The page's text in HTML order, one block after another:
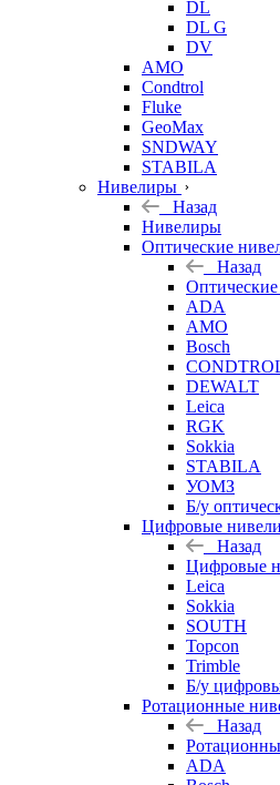
DL
DL G
DV
AMO
Condtrol
Fluke
GeoMax
SNDWAY
STABILA
Нивелиры
Назад
Нивелиры
Оптические
Назад
ADA
AMO
Bosch
DEWALT
Leica
RGK
Sokkia
STABILA
УОМЗ
Б/у
Цифровые
Назад
Цифровые
Leica
Sokkia
SOUTH
Topcon
Trimble
Б/у
Ротационные
Назад
ADA